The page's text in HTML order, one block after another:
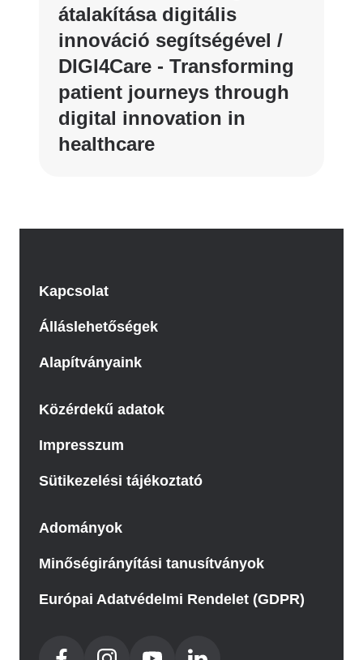
átalakítása digitális
innováció segítségével /
DIGI4Care - Transforming
patient journeys through
digital innovation in
healthcare
Kapcsolat
Álláslehetőségek
Alapítványaink
Közérdekű adatok
Impresszum
Sütikezelési tájékoztató
Adományok
Minőségirányítási tanusítványok
Európai Adatvédelmi Rendelet (GDPR)